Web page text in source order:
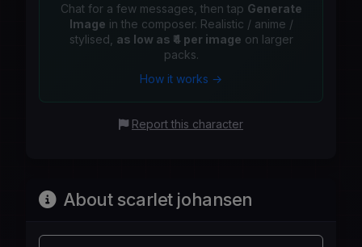
Chat for a few messages, then tap Generate
Image in the composer. Realistic / anime /
stylised, as low as ₹4 per image on larger
packs.
How it works →
Report this character
About scarlet johansen